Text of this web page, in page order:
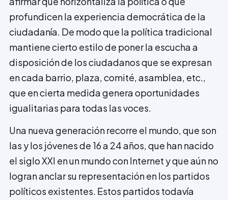
profundicen la experiencia democrática de la
ciudadanía. De modo que la política tradicional
mantiene cierto estilo de poner la escucha a
disposición de los ciudadanos que se expresan
en cada barrio, plaza, comité, asamblea, etc.,
que en cierta medida genera oportunidades
igualitarias para todas las voces.
Una nueva generación recorre el mundo, que son
las y los jóvenes de 16 a 24 años, que han nacido
el siglo XXI en un mundo con Internet y que aún no
logran anclar su representación en los partidos
políticos existentes. Estos partidos todavía